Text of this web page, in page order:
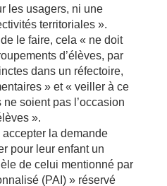
les usagers, ni une
territoriales ».
le faire, cela « ne doit
d’élèves, par
dans un réfectoire,
» et « veiller à ce
soient pas l’occasion
».
la demande
pour leur enfant un
de celui mentionné par
(PAI) » réservé